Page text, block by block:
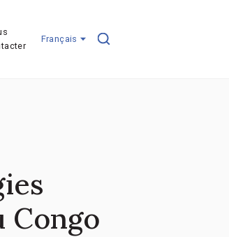
Français
Congo